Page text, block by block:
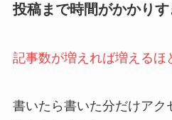
投稿まで時間がかかり
記事数が増えれば増えるほ
書いたら書いた分だけアク